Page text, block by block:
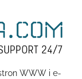
WWW i e-